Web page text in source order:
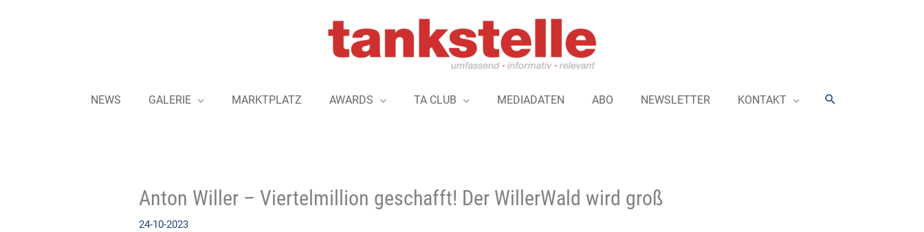
NEWS GALERIE MARKTPLATZ AWARDS TA CLUB MEDIADATEN ABO NEWSLETTER KONTAKT Suchen
Anton Willer – Viertelmillion geschafft! Der WillerWald wird groß
24-10-2023